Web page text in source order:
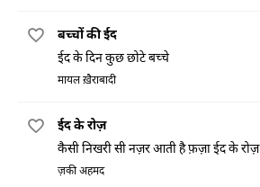
बच्चों की ईद
ईद के दिन कुछ छोटे बच्चे
मायल ख़ैराबादी
ईद के रोज़
कैसी निखरी सी नज़र आती है फ़ज़ा ईद के रोज़
ज़की अहमद